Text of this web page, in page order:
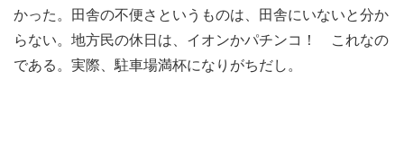
かった。田舎の不便さというものは、田舎にいないと分か
らない。地方民の休日は、イオンかパチンコ！ これなの
である。実際、駐車場満杯になりがちだし。